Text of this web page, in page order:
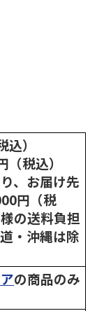
）
税込）
、お届け先
円（税
の送料負担
・沖縄は除
の商品のみ